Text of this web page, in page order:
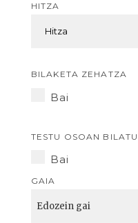
HITZA
BILAKETA ZEHATZA
Bai
TESTU OSOAN BILATU
Bai
GAIA